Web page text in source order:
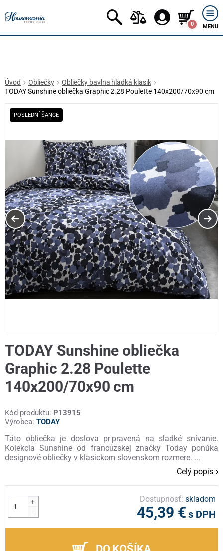
0 MENU
Úvod Obliečky
Obliečky bavlna hladká klasik
TODAY Sunshine obliečka Graphic 2.28 Poulette 140x200/70x90 cm
POSLEDNÍ ŠANCE
TODAY Sunshine obliečka
Graphic 2.28 Poulette
140x200/70x90 cm
Kód produktu: P13915
Výrobca: TODAY
Táto obliečka je doslova pripravená na sladké snívanie.
Kolekcia Sunshine od francúzskej značky Today ponúka
designové obliečky v klasickom slovenskom rozmere. ...
Celý popis
+
-
Dostupnosť:skladom
45,39 € s DPH